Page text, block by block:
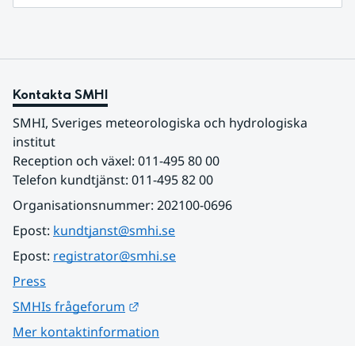
Kontakta SMHI
SMHI, Sveriges meteorologiska och hydrologiska
institut
Reception och växel: 011-495 80 00
Telefon kundtjänst: 011-495 82 00
Organisationsnummer: 202100-0696
Epost: kundtjanst@smhi.se
Epost: registrator@smhi.se
Press
SMHIs frågeforum
Mer kontaktinformation